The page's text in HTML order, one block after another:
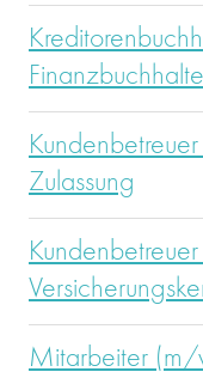
Zulassung
Mitarbeiter